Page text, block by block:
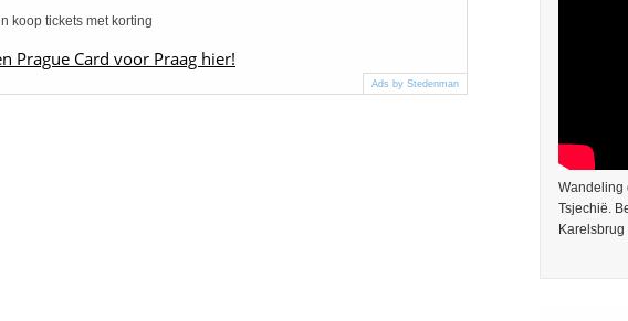
koop tickets met korting
Prague Card voor Praag hier!
Ads by Stedenman
Wandeling
Tsjechië.